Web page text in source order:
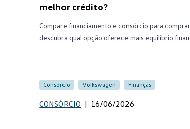
melhor crédito?
Compare financiamento e consórcio para
descubra qual opção oferece mais equilíbrio
Consórcio Volkswagen Finanças
CONSÓRCIO | 16/06/2026